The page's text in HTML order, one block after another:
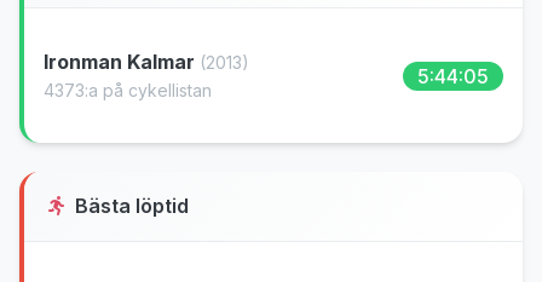
Ironman Kalmar (2013)
4373:a på cykellistan
5:44:05
Bästa löptid